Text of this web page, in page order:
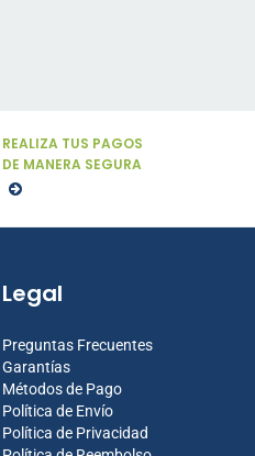
REALIZA TUS PAGOS
DE MANERA SEGURA
Legal
Preguntas Frecuentes
Garantías
Métodos de Pago
Política de Envío
Política de Privacidad